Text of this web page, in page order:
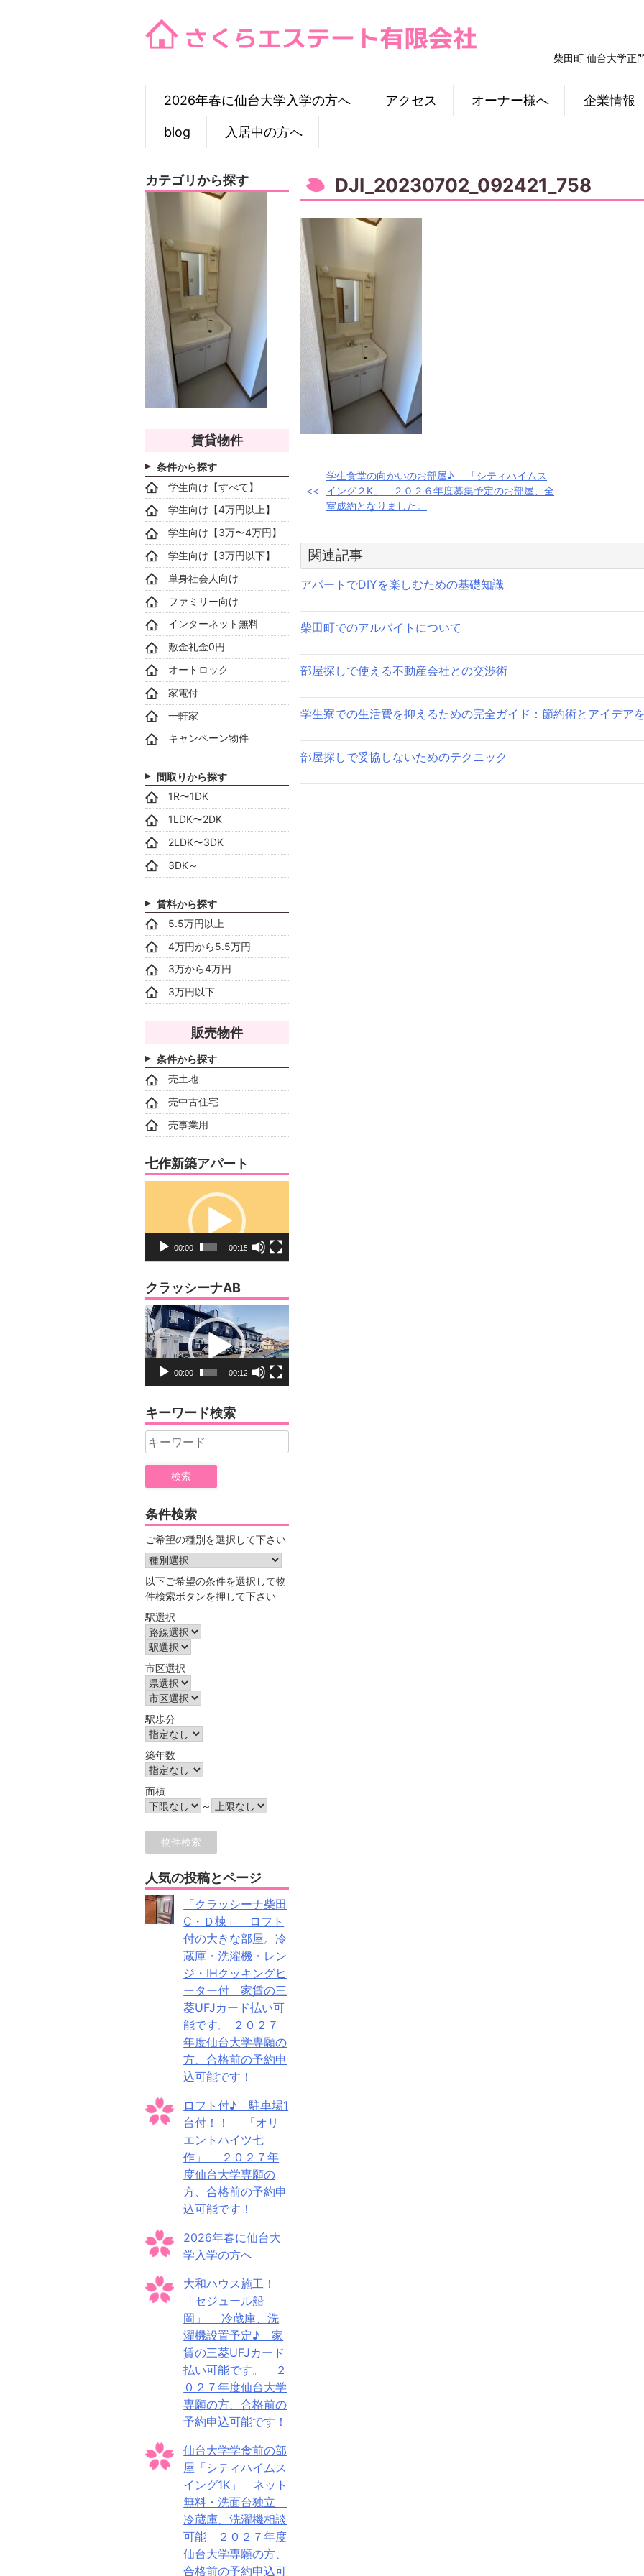
柴田町 仙台大学正
2026年春に仙台大学入学の方へ アクセス オーナー様へ 企業情報
blog 入居中の方へ
DJI_20230702_092421_758
ナ
ビ
ゲ
ー
シ
ョ
学生食堂の向かいのお部屋♪ 「シティハイムス
イング２K」 ２０２６年度募集予定のお部屋、全
室成約となりました。
関連記事
アパートでDIYを楽しむための基礎知識
柴田町でのアルバイトについて
部屋探しで使える不動産会社との交渉術
学生寮での生活費を抑えるための完全ガイド：節約術とアイデア
部屋探しで妥協しないためのテクニック
カテゴリから探す
賃貸物件
条件から探す
学生向け【すべて】
学生向け【4万円以上】
学生向け【3万〜4万円】
学生向け【3万円以下】
単身社会人向け
ファミリー向け
インターネット無料
敷金礼金0円
オートロック
家電付
一軒家
キャンペーン物件
間取りから探す
1R〜1DK
1LDK〜2DK
2LDK〜3DK
3DK～
賃料から探す
5.5万円以上
4万円から5.5万円
3万から4万円
3万円以下
販売物件
条件から探す
売土地
売中古住宅
売事業用
七作新築アパート
ー
00:00 00:15
クラッシーナAB
動
画
プ
ー
00:00 00:12
キーワード検索
Search
for:
条件検索
ご希望の種別を選択して下さい
以下ご希望の条件を選択して物
件検索ボタンを押して下さい
駅選択
市区選択
駅歩分
築年数
面積
～
人気の投稿とページ
「クラッシーナ柴田
C・Ｄ棟」 ロフト
付の大きな部屋。冷
蔵庫・洗濯機・レン
ジ・IHクッキングヒ
ーター付 家賃の三
菱UFJカード払い可
能です。 ２０２７
年度仙台大学専願の
方、合格前の予約申
込可能です！
ロフト付♪ 駐車場1
台付！！ 「オリ
エントハイツ七
作」 ２０２７年
度仙台大学専願の
方、合格前の予約申
込可能です！
2026年春に仙台大
学入学の方へ
大和ハウス施工！
「セジュール船
岡」 冷蔵庫、洗
濯機設置予定♪ 家
賃の三菱UFJカード
払い可能です。 ２
０２７年度仙台大学
専願の方、合格前の
予約申込可能です！
仙台大学学食前の部
屋「シティハイムス
イング1K」 ネット
無料・洗面台独立
冷蔵庫、洗濯機相談
可能 ２０２７年度
仙台大学専願の方、
合格前の予約申込可